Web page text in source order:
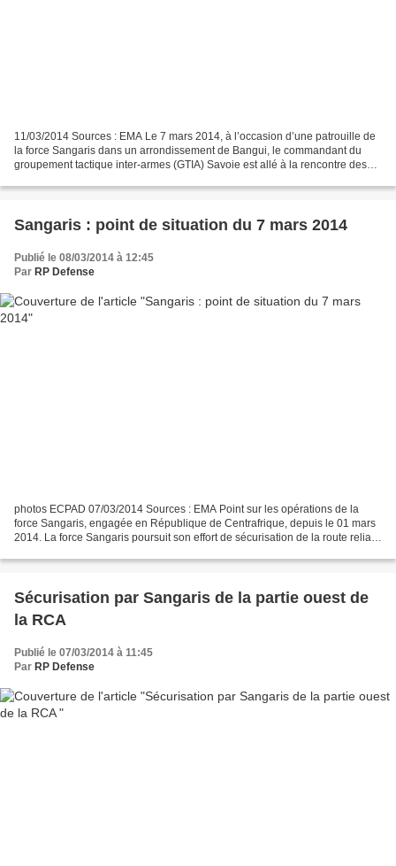
11/03/2014 Sources : EMA Le 7 mars 2014, à l’occasion d’une patrouille de
la force Sangaris dans un arrondissement de Bangui, le commandant du
groupement tactique inter-armes (GTIA) Savoie est allé à la rencontre des
Sangaris : point de situation du 7 mars 2014
Publié le 08/03/2014 à 12:45
Par RP Defense
photos ECPAD 07/03/2014 Sources : EMA Point sur les opérations de la
force Sangaris, engagée en République de Centrafrique, depuis le 01 mars
2014. La force Sangaris poursuit son effort de sécurisation de la route reliant
Sécurisation par Sangaris de la partie ouest de
la RCA
Publié le 07/03/2014 à 11:45
Par RP Defense